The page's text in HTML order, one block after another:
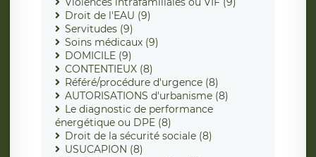
Droit de l'EAU (9)
Servitudes (9)
Soins médicaux (9)
DOMICILE (9)
CONTENTIEUX (8)
Référé/procédure d'urgence (8)
AUTORISATIONS d'urbanisme (8)
Le diagnostic de performance
énergétique ou DPE (8)
Droit de la sécurité sociale (8)
USUCAPION (8)